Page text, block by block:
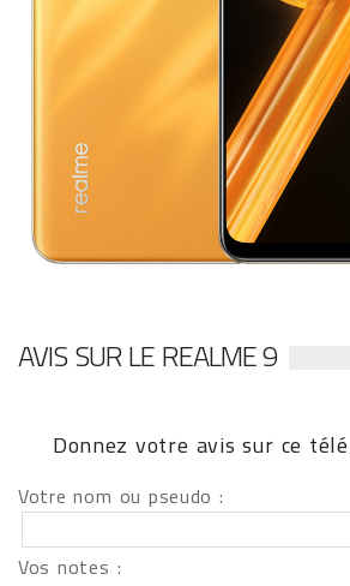
AVIS SUR LE REALME 9
Donnez votre avis sur ce
Votre nom ou pseudo :
Vos notes :